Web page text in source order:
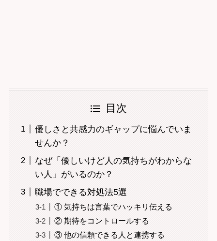
目次
優しさと共感力のギャップに悩んでいま
せんか？
なぜ「優しいけど人の気持ちがわからな
い人」がいるのか？
職場でできる対処法5選
① 気持ちは言葉でハッキリ伝える
② 期待をコントロールする
③ 他の信頼できる人と連携する